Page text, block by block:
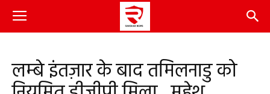
लम्बे इंतज़ार के बाद तमिलनाडु को